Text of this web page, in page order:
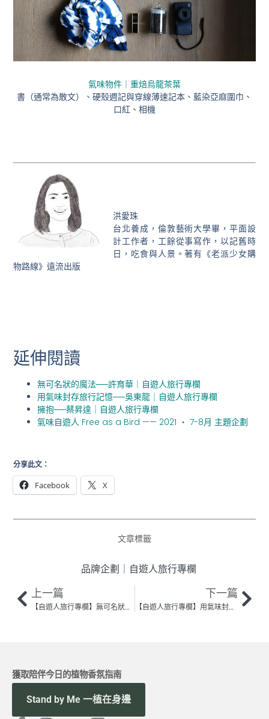
氣味物件｜重焙烏龍茶葉
書（通常為散文）、硬殼週記與穿線薄速記本、藍染亞麻圍巾、
口紅、相機
洪愛珠
台北養成，倫敦藝術大學畢，平面設
計工作者，工餘從事寫作，以記舊時
日，吃食與人景。著有《老派少女購
物路線》遠流出版
延伸閱讀
無可名狀的魔法──許育華｜自遊人旅行專欄
用氣味封存旅行記憶──吳東龍｜自遊人旅行專欄
擁抱──蔡昇達｜自遊人旅行專欄
氣味自遊人 Free as a Bird —— 2021 ‧ 7-8月 主題企劃
分享此文：
Facebook X
文章標籤
品牌企劃 自遊人旅行專欄
上一篇
【自遊人旅行專欄】無可名狀的魔法──許育華
下一篇
【自遊人旅行專欄】用氣味封存旅行記憶──吳東龍
獲取陪伴今日的植物香氛指南
Stand by Me 一植在身邊